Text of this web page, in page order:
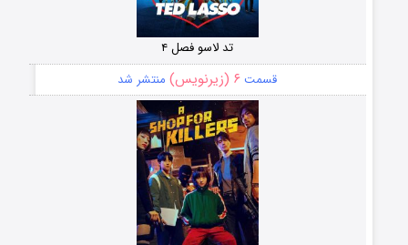
تد لاسو فصل ۴
قسمت ۶ (زیرنویس) منتشر شد